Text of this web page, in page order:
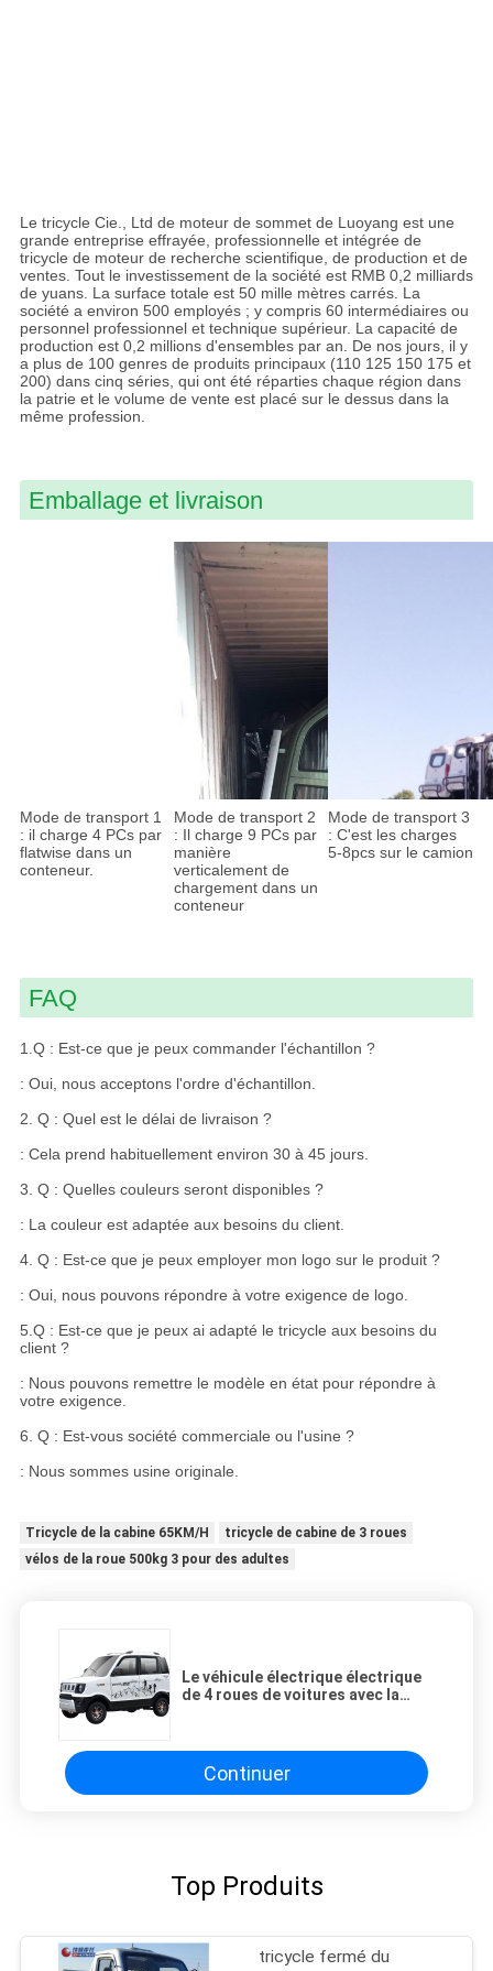
Le tricycle Cie., Ltd de moteur de sommet de Luoyang est une
grande entreprise effrayée, professionnelle et intégrée de
tricycle de moteur de recherche scientifique, de production et de
ventes. Tout le investissement de la société est RMB 0,2 milliards
de yuans. La surface totale est 50 mille mètres carrés. La
société a environ 500 employés ; y compris 60 intermédiaires ou
personnel professionnel et technique supérieur. La capacité de
production est 0,2 millions d'ensembles par an. De nos jours, il y
a plus de 100 genres de produits principaux (110 125 150 175 et
200) dans cinq séries, qui ont été réparties chaque région dans
la patrie et le volume de vente est placé sur le dessus dans la
même profession.
Emballage et livraison
Mode de transport 1
: il charge 4 PCs par
flatwise dans un
conteneur.
Mode de transport 2
: Il charge 9 PCs par
manière
verticalement de
chargement dans un
conteneur
Mode de transport 3
: C'est les charges
5-8pcs sur le camion
FAQ
1.Q : Est-ce que je peux commander l'échantillon ?
: Oui, nous acceptons l'ordre d'échantillon.
2. Q : Quel est le délai de livraison ?
: Cela prend habituellement environ 30 à 45 jours.
3. Q : Quelles couleurs seront disponibles ?
: La couleur est adaptée aux besoins du client.
4. Q : Est-ce que je peux employer mon logo sur le produit ?
: Oui, nous pouvons répondre à votre exigence de logo.
5.Q : Est-ce que je peux ai adapté le tricycle aux besoins du
client ?
: Nous pouvons remettre le modèle en état pour répondre à
votre exigence.
6. Q : Est-vous société commerciale ou l'usine ?
: Nous sommes usine originale.
Tricycle de la cabine 65KM/H
tricycle de cabine de 3 roues
vélos de la roue 500kg 3 pour des adultes
Le véhicule électrique électrique
de 4 roues de voitures avec la
Tricycle électrique
Continuer
Top Produits
tricycle fermé du